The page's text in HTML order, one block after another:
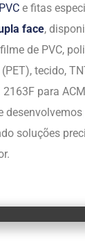
e fitas
face,
de PVC,
tecido,
2163F para
desenvolvemos
soluções